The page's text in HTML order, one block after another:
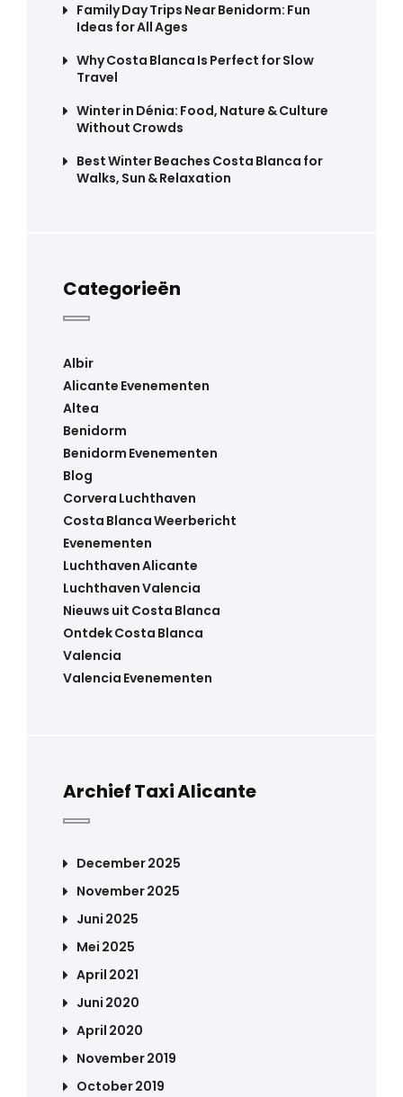
Family Day Trips Near Benidorm: Fun
Ideas for All Ages
Why Costa Blanca Is Perfect for Slow
Travel
Winter in Dénia: Food, Nature & Culture
Without Crowds
Best Winter Beaches Costa Blanca for
Walks, Sun & Relaxation
Categorieën
Albir
Alicante Evenementen
Altea
Benidorm
Benidorm Evenementen
Blog
Corvera Luchthaven
Costa Blanca Weerbericht
Evenementen
Luchthaven Alicante
Luchthaven Valencia
Nieuws uit Costa Blanca
Ontdek Costa Blanca
Valencia
Valencia Evenementen
Archief Taxi Alicante
December 2025
November 2025
Juni 2025
Mei 2025
April 2021
Juni 2020
April 2020
November 2019
October 2019